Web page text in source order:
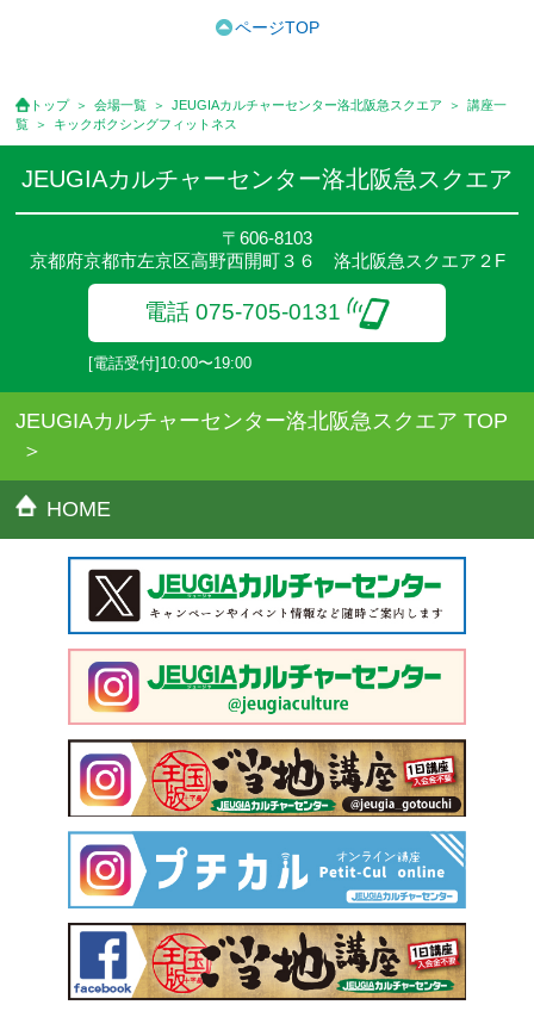
ております。また一部の講座では別途傷害保険料も含まれており
●資格認定講座の試験料・認定料などは別途要しますのでお問い合
せください。
●講座は、月4回(週1回),月3回,2回,1回,臨時講座いろいろあります
のでご確認ください。
●参加人数が一定に満たない場合、体験や講座開講を中止または延
●その他、詳しい内容については、ご入会時にご説明をさせていた
だきます。
ページTOP
トップ 会場一覧 JEUGIAカルチャーセンター洛北阪急スクエア
講座一
覧
キックボクシングフィットネス
JEUGIAカルチャーセンター洛北阪急スクエア
〒606-8103
京都府京都市左京区高野西開町３６ 洛北阪急スクエア２F
電話 075-705-0131
[電話受付]10:00〜19:00
JEUGIAカルチャーセンター洛北阪急スクエア TOP
HOME